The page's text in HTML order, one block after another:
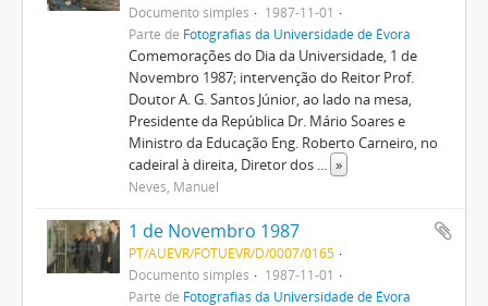
Documento simples
1987-11-01
Parte de Fotografias da Universidade de Évora
Comemorações do Dia da Universidade, 1 de
Novembro 1987; intervenção do Reitor Prof.
Doutor A. G. Santos Júnior, ao lado na mesa,
Presidente da República Dr. Mário Soares e
Ministro da Educação Eng. Roberto Carneiro, no
cadeiral à direita, Diretor dos ... »
Neves, Manuel
1 de Novembro 1987
PT/AUEVR/FOTUEVR/D/0007/0165
Documento simples
1987-11-01
Parte de Fotografias da Universidade de Évora